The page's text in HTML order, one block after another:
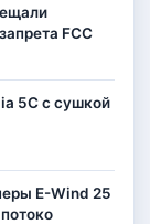
FCC
5C с сушкой
E-Wind 25